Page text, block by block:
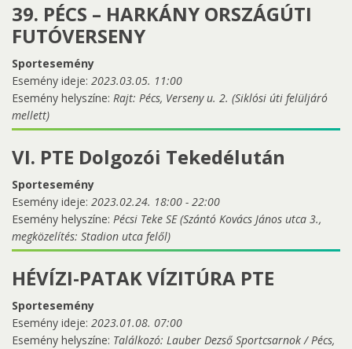
39. PÉCS – HARKÁNY ORSZÁGÚTI
FUTÓVERSENY
Sportesemény
Esemény ideje: 2023.03.05. 11:00
Esemény helyszíne: Rajt: Pécs, Verseny u. 2. (Siklósi úti felüljáró
mellett)
VI. PTE Dolgozói Tekedélután
Sportesemény
Esemény ideje: 2023.02.24. 18:00 - 22:00
Esemény helyszíne: Pécsi Teke SE (Szántó Kovács János utca 3.,
megközelítés: Stadion utca felől)
HÉVÍZI-PATAK VÍZITÚRA PTE
Sportesemény
Esemény ideje: 2023.01.08. 07:00
Esemény helyszíne: Találkozó: Lauber Dezső Sportcsarnok / Pécs,